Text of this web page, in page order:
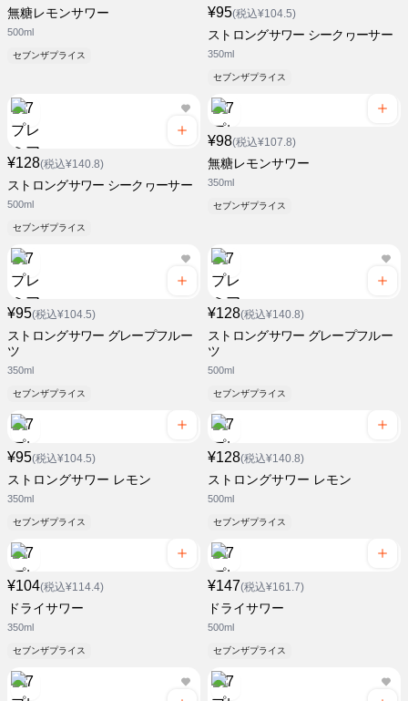
無糖レモンサワー
500ml
セブンザプライス
¥95(税込¥104.5)
ストロングサワー シークヮーサー
350ml
セブンザプライス
¥128(税込¥140.8)
ストロングサワー シークヮーサー
500ml
セブンザプライス
¥98(税込¥107.8)
無糖レモンサワー
350ml
セブンザプライス
¥95(税込¥104.5)
ストロングサワー グレープフルー
ツ
350ml
セブンザプライス
¥128(税込¥140.8)
ストロングサワー グレープフルー
ツ
500ml
セブンザプライス
¥95(税込¥104.5)
ストロングサワー レモン
350ml
セブンザプライス
¥128(税込¥140.8)
ストロングサワー レモン
500ml
セブンザプライス
¥104(税込¥114.4)
ドライサワー
350ml
セブンザプライス
¥147(税込¥161.7)
ドライサワー
500ml
セブンザプライス